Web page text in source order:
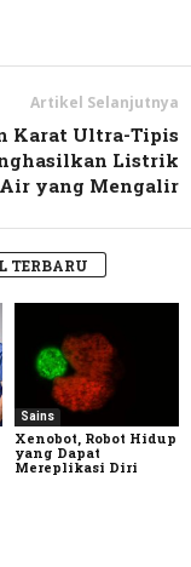
Artikel Selanjutnya
Karat Ultra-Tipis
Listrik
yang Mengalir
TERBARU
Sains
Xenobot, Robot Hidup
yang Dapat
Mereplikasi Diri